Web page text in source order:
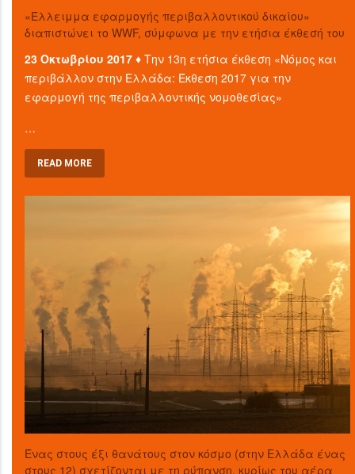
«Έλλειμμα εφαρμογής περιβαλλοντικού δικαίου»
διαπιστώνει το WWF, σύμφωνα με την ετήσια έκθεσή του
23 Οκτωβρίου 2017 ♦Την 13η ετήσια έκθεση «Νόμος και
περιβάλλον στην Ελλάδα: Έκθεση 2017 για την
εφαρμογή της περιβαλλοντικής νομοθεσίας»
…
READ MORE
Ένας στους έξι θανάτους στον κόσμο (στην Ελλάδα ένας
στους 12) σχετίζονται με τη ρύπανση, κυρίως του αέρα